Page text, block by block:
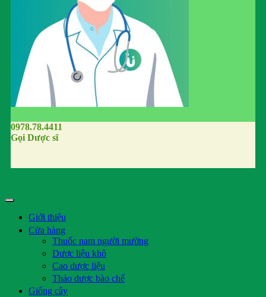
0978.78.4411
Gọi Dược sĩ
Giới thiệu
Cửa hàng
Thuốc nam người mường
Dược liệu khô
Cao dược liệu
Thảo dược bào chế
Giống cây